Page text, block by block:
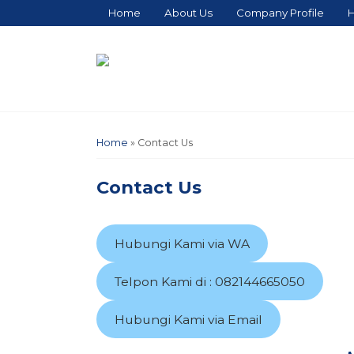
Home About Us Company Profile
Home » Contact Us
Contact Us
Hubungi Kami via WA
Telpon Kami di : 082144665050
Hubungi Kami via Email